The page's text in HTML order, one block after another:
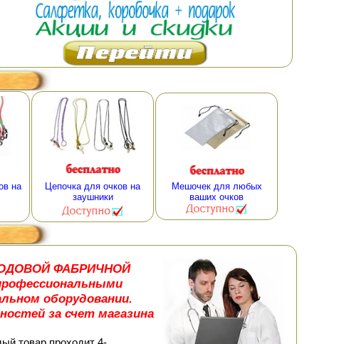
на
Цепочка для очков на
заушники
Мешочек для любых
ваших очков
ФАБРИЧНОЙ
оборудовании.
за счет магазина